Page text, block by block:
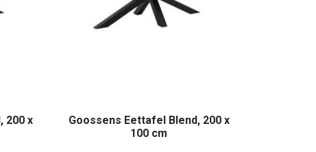
200 x
Goossens Eettafel Blend, 200 x
100 cm